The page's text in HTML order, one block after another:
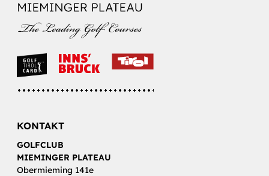
KONTAKT
GOLFCLUB
MIEMINGER PLATEAU
Obermieming 141e